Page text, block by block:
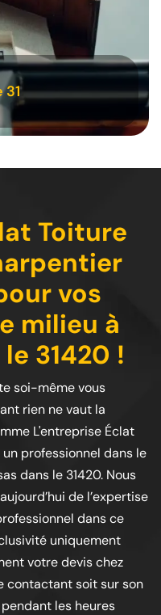
Toiture
vos
milieu à
31420 !
soi-même vous
rien ne vaut la
L'entreprise Éclat
professionnel dans le
dans le 31420. Nous
de l’expertise
dans ce
uniquement
votre devis chez
contactant soit sur son
les heures